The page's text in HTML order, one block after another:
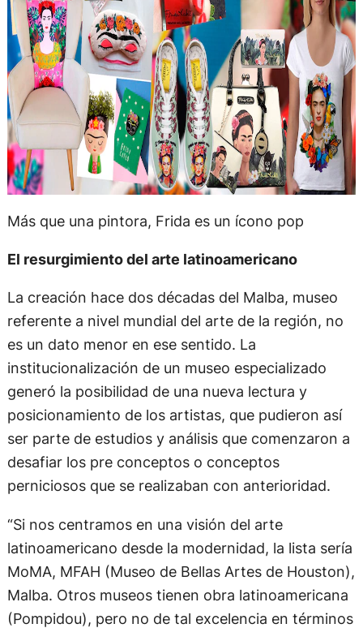
Más que una pintora, Frida es un ícono pop
El resurgimiento del arte latinoamericano
La creación hace dos décadas del Malba, museo
referente a nivel mundial del arte de la región, no
es un dato menor en ese sentido. La
institucionalización de un museo especializado
generó la posibilidad de una nueva lectura y
posicionamiento de los artistas, que pudieron así
ser parte de estudios y análisis que comenzaron a
desafiar los pre conceptos o conceptos
perniciosos que se realizaban con anterioridad.
“Si nos centramos en una visión del arte
latinoamericano desde la modernidad, la lista sería
MoMA, MFAH (Museo de Bellas Artes de Houston),
Malba. Otros museos tienen obra latinoamericana
(Pompidou), pero no de tal excelencia en términos